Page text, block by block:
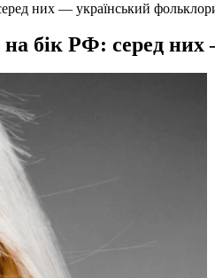
них — український
на бік РФ: серед